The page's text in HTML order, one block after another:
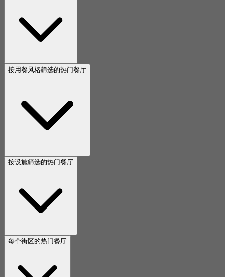
按用餐风格筛选的热门餐厅
按设施筛选的热门餐厅
每个街区的热门餐厅